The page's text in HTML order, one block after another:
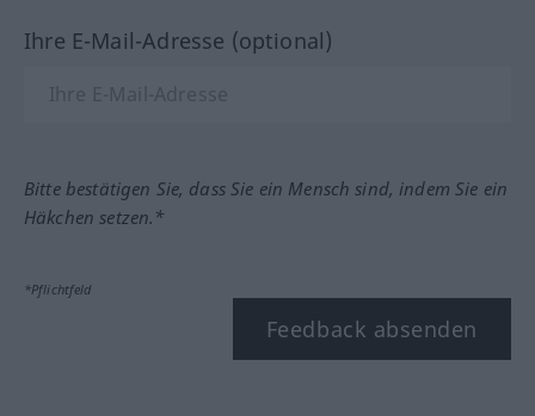
Ihre E-Mail-Adresse (optional)
Bitte bestätigen Sie, dass Sie ein Mensch sind, indem Sie ein
Häkchen setzen.*
*Pflichtfeld
Feedback absenden